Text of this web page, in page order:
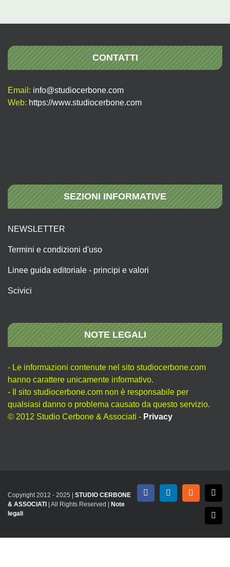
CONTATTI
Email: info@studiocerbone.com
Web: https://www.studiocerbone.com
SEZIONI INFORMATIVE
NEWSLETTER
Termini e condizioni d'uso
Linee guida editoriale - principi e valori
Scivici
NOTE LEGALI
- Le informazioni contenute nel sito studiocerbone.com
hanno carattere unicamente informativo.
- Il sito studiocerbone.com non è responsabile per
qualsiasi danno o problema causato da questo servizio.
© 2012 Studio Cerbone & Associati - Privacy
Copyright 2012 - 2025 | STUDIO CERBONE
& ASSOCIATI
| All Rights Reserved |
Note
legali
FacebookLinkedInRss X